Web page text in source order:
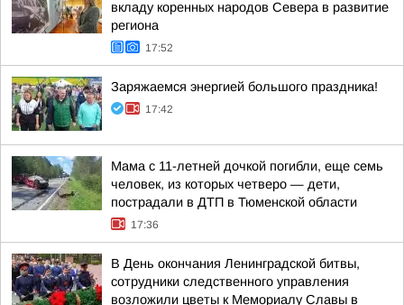
вкладу коренных народов Севера в развитие
региона
17:52
Заряжаемся энергией большого праздника!
17:42
Мама с 11-летней дочкой погибли, еще семь
человек, из которых четверо — дети,
пострадали в ДТП в Тюменской области
17:36
В День окончания Ленинградской битвы,
сотрудники следственного управления
возложили цветы к Мемориалу Славы в